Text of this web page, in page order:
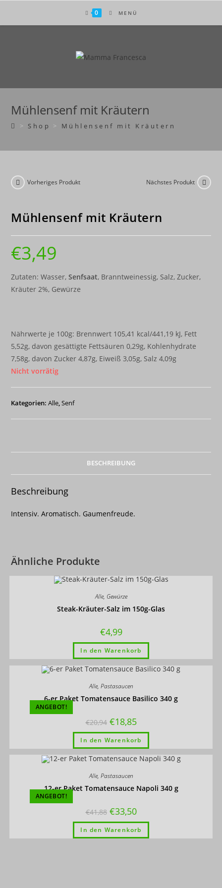
0 MENÜ
Mühlensenf mit Kräutern
> Shop > Mühlensenf mit Kräutern
Vorheriges Produkt Nächstes Produkt
Mühlensenf mit Kräutern
€3,49
Zutaten: Wasser,Senfsaat, Branntweinessig, Salz, Zucker,
Kräuter 2%, Gewürze
Nährwerte je 100g: Brennwert 105,41 kcal/441,19 kJ, Fett
5,52g, davon gesättigte Fettsäuren 0,29g, Kohlenhydrate
7,58g, davon Zucker 4,87g, Eiweiß 3,05g, Salz 4,09g
Nicht vorrätig
Kategorien:Alle,Senf
BESCHREIBUNG
Beschreibung
Intensiv. Aromatisch. Gaumenfreude.
Ähnliche Produkte
Alle, Gewürze
Steak-Kräuter-Salz im 150g-Glas
€4,99
In den Warenkorb
ANGEBOT!
Alle, Pastasaucen
6-er Paket Tomatensauce Basilico 340 g
€20,94 €18,85
In den Warenkorb
ANGEBOT!
Alle, Pastasaucen
12-er Paket Tomatensauce Napoli 340 g
€41,88 €33,50
In den Warenkorb